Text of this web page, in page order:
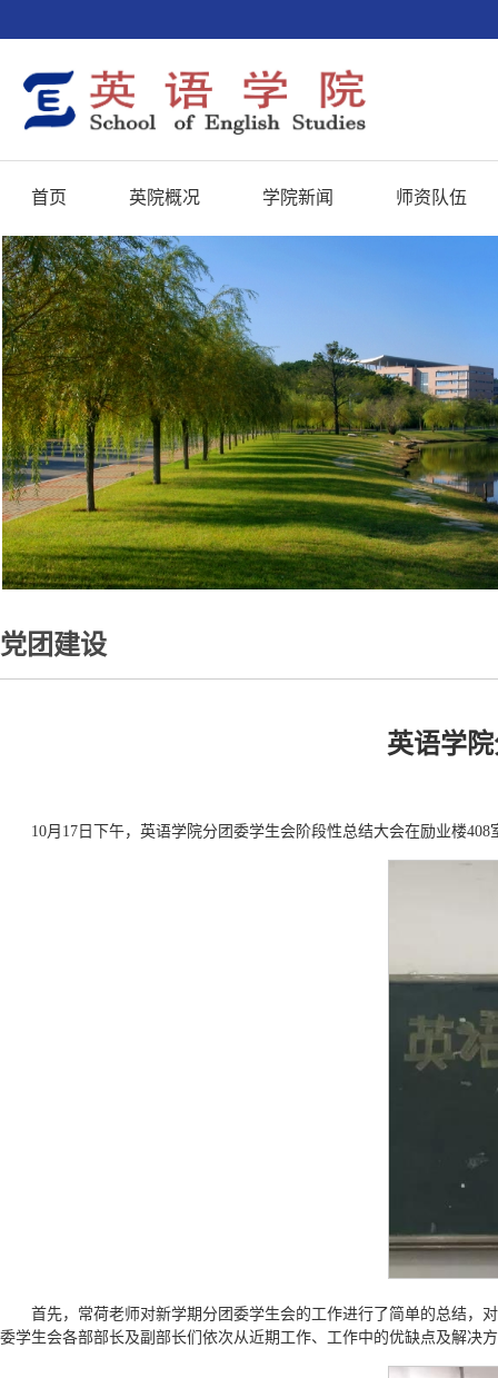
首页 英院概况 学院新闻 师资队伍
党团建设
英语学
10月17日下午，英语学院分团委学生会阶段性总结大会在励业楼
首先，常荷老师对新学期分团委学生会的工作进行了简单的总结，
委学生会各部部长及副部长们依次从近期工作、工作中的优缺点及解决